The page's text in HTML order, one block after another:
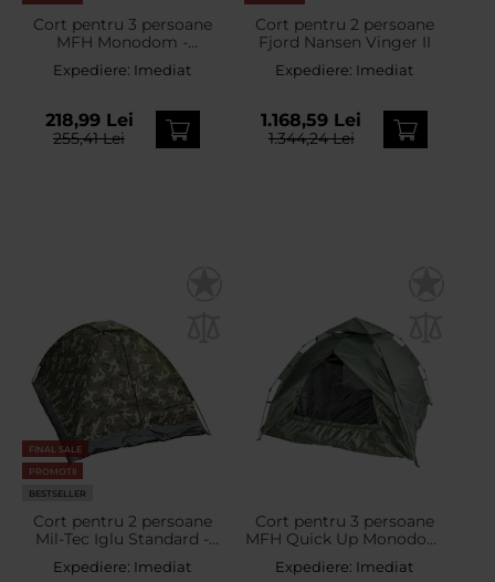
Cort pentru 3 persoane
MFH Monodom -
Flecktarn
Expediere: Imediat
218,99 Lei
255,41 Lei
Cort pentru 2 persoane
Fjord Nansen Vinger II
Expediere: Imediat
1.168,59 Lei
1.344,24 Lei
FINAL SALE
PROMOTII
BESTSELLER
Cort pentru 2 persoane
Mil-Tec Iglu Standard -
Woodland
Expediere: Imediat
Cort pentru 3 persoane
MFH Quick Up Monodom
- Olive
Expediere: Imediat